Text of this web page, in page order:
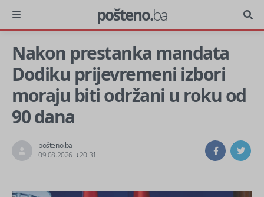
pošteno.ba
Nakon prestanka mandata
Dodiku prijevremeni izbori
moraju biti održani u roku od
90 dana
pošteno.ba
09.08.2026 u 20:31